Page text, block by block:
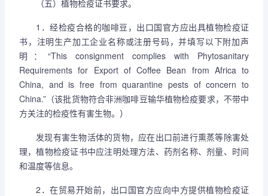
（五）植物检疫证书要求。
1．经检疫合格的咖啡豆，出口国官方应出具植物检疫证
书，注明生产加工企业名称或注册号码，并填写以下附加声
明：“This consignment complies with Phytosanitary
Requirements for Export of Coffee Bean from Africa to
China, and is free from quarantine pests of concern to
China.”（该批货物符合非洲咖啡豆输华植物检疫要求，不带中
方关注的检疫性有害生物。）
发现有害生物活体的货物，应在出口前进行熏蒸等除害处
理，植物检疫证书中应注明处理方法、药剂名称、剂量、时间
和温度等信息。
2．在贸易开始前，出口国官方应向中方提供植物检疫证